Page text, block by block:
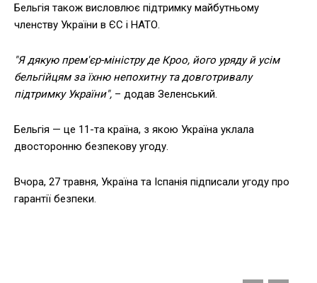
Бельгія також висловлює підтримку майбутньому
членству України в ЄС і НАТО.
"Я дякую прем'єр-міністру де Кроо, його уряду й усім
бельгійцям за їхню непохитну та довготривалу
підтримку України", – додав Зеленський.
Бельгія — це 11-та країна, з якою Україна уклала
двосторонню безпекову угоду.
Вчора, 27 травня, Україна та Іспанія підписали угоду про
гарантії безпеки.